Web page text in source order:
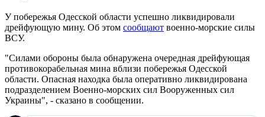
У побережья Одесской области успешно ликвидировали
дрейфующую мину. Об этом сообщают военно-морские силы
ВСУ.
"Силами обороны была обнаружена очередная дрейфующая
противокорабельная мина вблизи побережья Одесской
области. Опасная находка была оперативно ликвидирована
подразделением Военно-морских сил Вооруженных сил
Украины", - сказано в сообщении.